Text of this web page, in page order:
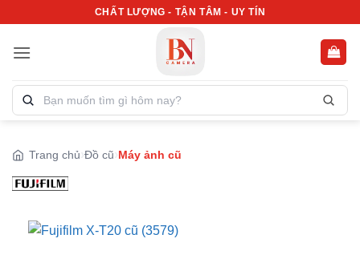
nội
CHẤT LƯỢNG - TẬN TÂM - UY TÍN
Tìm
kiếm
phẩm:
Trang chủ Đồ cũ Máy ảnh cũ